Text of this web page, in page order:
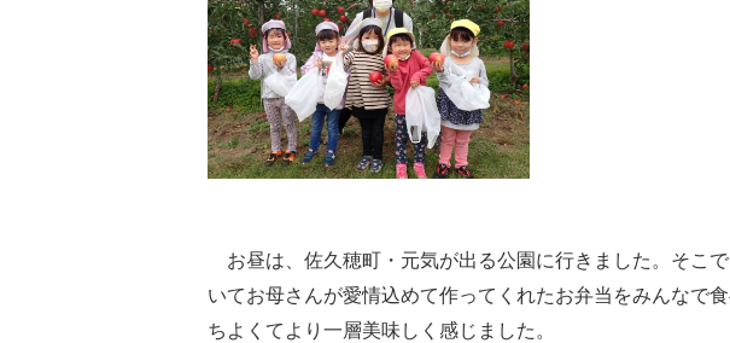
お昼は、佐久穂町・元気が出る公園に行きました。そこ
いてお母さんが愛情込めて作ってくれたお弁当をみんなで
ちよくてより一層美味しく感じました。